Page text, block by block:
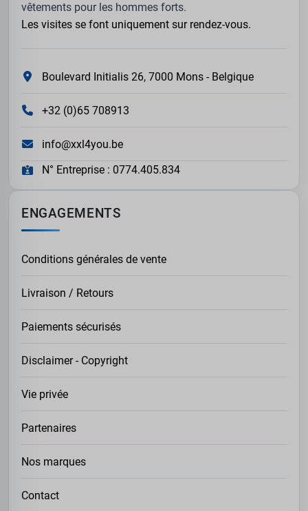
vêtements pour les hommes forts.
Les visites se font uniquement sur rendez-vous.
Boulevard Initialis 26, 7000 Mons - Belgique
+32 (0)65 708913
info@xxl4you.be
N° Entreprise : 0774.405.834
ENGAGEMENTS
Conditions générales de vente
Livraison / Retours
Paiements sécurisés
Disclaimer - Copyright
Vie privée
Partenaires
Nos marques
Contact